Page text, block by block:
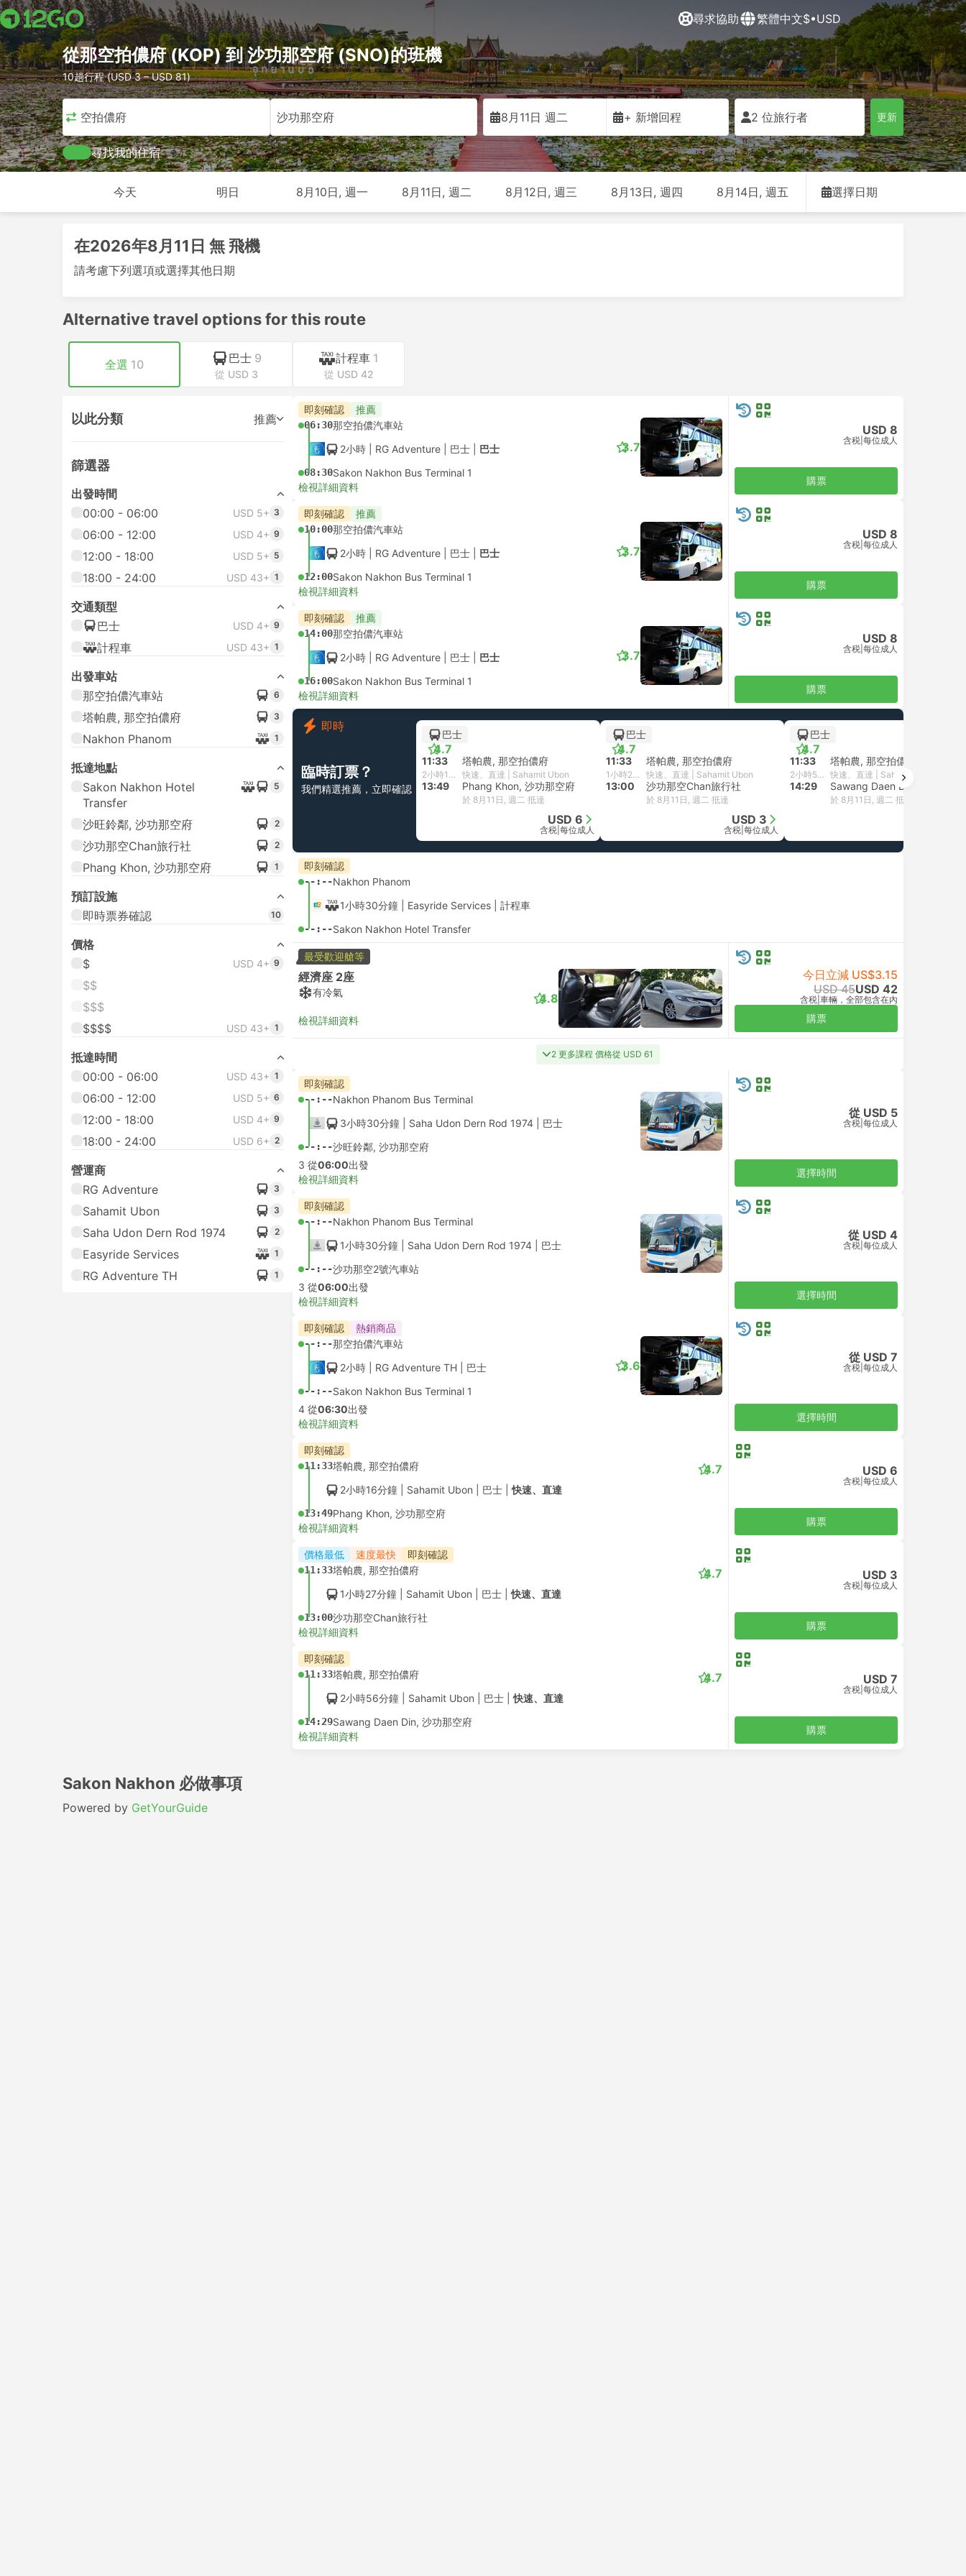
尋求協助 繁體中文$•USD
從那空拍儂府 (KOP) 到 沙功那空府 (SNO)的班機
10趟行程 (USD 3 – USD 81)
那空拍儂府 沙功那空府 8月11日 週二 + 新增回程 2 位旅行者 更新
尋找我的住宿
今天 明日 8月10日, 週一 8月11日, 週二 8月12日, 週三 8月13日, 週四 8月14日, 週五 選擇日期
在2026年8月11日 無 飛機
請考慮下列選項或選擇其他日期
Alternative travel options for this route
全選 10 巴士 9
從 USD 3
計程車 1
從 USD 42
以此分類 推薦
篩選器
出發時間
00:00 - 06:00
USD 5+ 3
06:00 - 12:00 USD 4+ 9
12:00 - 18:00 USD 5+ 5
18:00 - 24:00 USD 43+ 1
交通類型
巴士
USD 4+ 9
計程車 USD 43+ 1
出發車站
那空拍儂汽車站
6
塔帕農, 那空拍儂府 3
Nakhon Phanom 1
抵達地點
Sakon Nakhon Hotel
Transfer
5
沙旺鈴鄰, 沙功那空府 2
沙功那空Chan旅行社 2
Phang Khon, 沙功那空府 1
預訂設施
即時票券確認
10
價格
$
USD 4+ 9
$$
$$$
$$$$
USD 43+ 1
抵達時間
00:00 - 06:00
USD 43+ 1
06:00 - 12:00 USD 5+ 6
12:00 - 18:00 USD 4+ 9
18:00 - 24:00 USD 6+ 2
營運商
RG Adventure
3
Sahamit Ubon 3
Saha Udon Dern Rod 1974 2
Easyride Services 1
RG Adventure TH 1
即刻確認 推薦
06:30那空拍儂汽車站
2小時 | RG Adventure 巴士 巴士
08:30Sakon Nakhon Bus Terminal 1
3.7
檢視詳細資料
USD 8
含税 每位成人
購票
即刻確認 推薦
10:00那空拍儂汽車站
2小時 | RG Adventure 巴士 巴士
12:00Sakon Nakhon Bus Terminal 1
3.7
檢視詳細資料
USD 8
含税 每位成人
購票
即刻確認 推薦
14:00那空拍儂汽車站
2小時 | RG Adventure 巴士 巴士
16:00Sakon Nakhon Bus Terminal 1
3.7
檢視詳細資料
USD 8
含税 每位成人
購票
即時
臨時訂票？
我們精選推薦，立即確認
巴士
4.7
11:33 塔帕農, 那空拍儂府
2小時16分鐘 快速、直達 | Sahamit Ubon
13:49 Phang Khon, 沙功那空府
於 8月11日, 週二 抵達
USD 6
含税 每位成人
巴士
4.7
11:33 塔帕農, 那空拍儂府
1小時27分鐘 快速、直達 | Sahamit Ubon
13:00 沙功那空Chan旅行社
於 8月11日, 週二 抵達
USD 3
含税 每位成人
巴士
4.7
11:33 塔帕農, 那空拍儂府
2小時56分鐘 快速、直達 | Sahamit Ubon
14:29
於 8月11日, 週二 抵達
即刻確認
--:--Nakhon Phanom
1小時30分鐘 | Easyride Services 計程車
--:--Sakon Nakhon Hotel Transfer
最受歡迎艙等
經濟座 2座
有冷氣
檢視詳細資料
4.8
今日立減 US$3.15
USD 45USD 42
含税 車輛，全部包含在內
購票
2 更多課程 價格從 USD 61
即刻確認
--:--Nakhon Phanom Bus Terminal
3小時30分鐘 | Saha Udon Dern Rod 1974 巴士
--:--沙旺鈴鄰, 沙功那空府
3 從06:00出發
檢視詳細資料
從 USD 5
含税 每位成人
選擇時間
即刻確認
--:--Nakhon Phanom Bus Terminal
1小時30分鐘 | Saha Udon Dern Rod 1974 巴士
--:--沙功那空2號汽車站
3 從06:00出發
檢視詳細資料
從 USD 4
含税 每位成人
選擇時間
即刻確認 熱銷商品
--:--那空拍儂汽車站
2小時 | RG Adventure TH 巴士
--:--Sakon Nakhon Bus Terminal 1
3.6
4 從06:30出發
檢視詳細資料
從 USD 7
含税 每位成人
選擇時間
即刻確認
11:33塔帕農, 那空拍儂府
2小時16分鐘 | Sahamit Ubon 巴士 |快速、直達
13:49Phang Khon, 沙功那空府
4.7
檢視詳細資料
USD 6
含税 每位成人
購票
價格最低 速度最快 即刻確認
11:33塔帕農, 那空拍儂府
1小時27分鐘 | Sahamit Ubon 巴士 |快速、直達
13:00沙功那空Chan旅行社
4.7
檢視詳細資料
USD 3
含税 每位成人
購票
即刻確認
11:33塔帕農, 那空拍儂府
2小時56分鐘 | Sahamit Ubon 巴士 |快速、直達
14:29Sawang Daen Din, 沙功那空府
4.7
檢視詳細資料
USD 7
含税 每位成人
購票
Sakon Nakhon 必做事項
Powered by GetYourGuide